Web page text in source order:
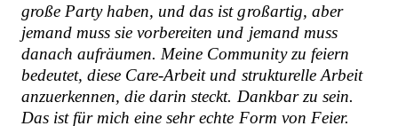
große Party haben, und das ist großartig, aber
jemand muss sie vorbereiten und jemand muss
danach aufräumen. Meine Community zu feiern
bedeutet, diese Care-Arbeit und strukturelle Arbeit
anzuerkennen, die darin steckt. Dankbar zu sein.
Das ist für mich eine sehr echte Form von Feier.